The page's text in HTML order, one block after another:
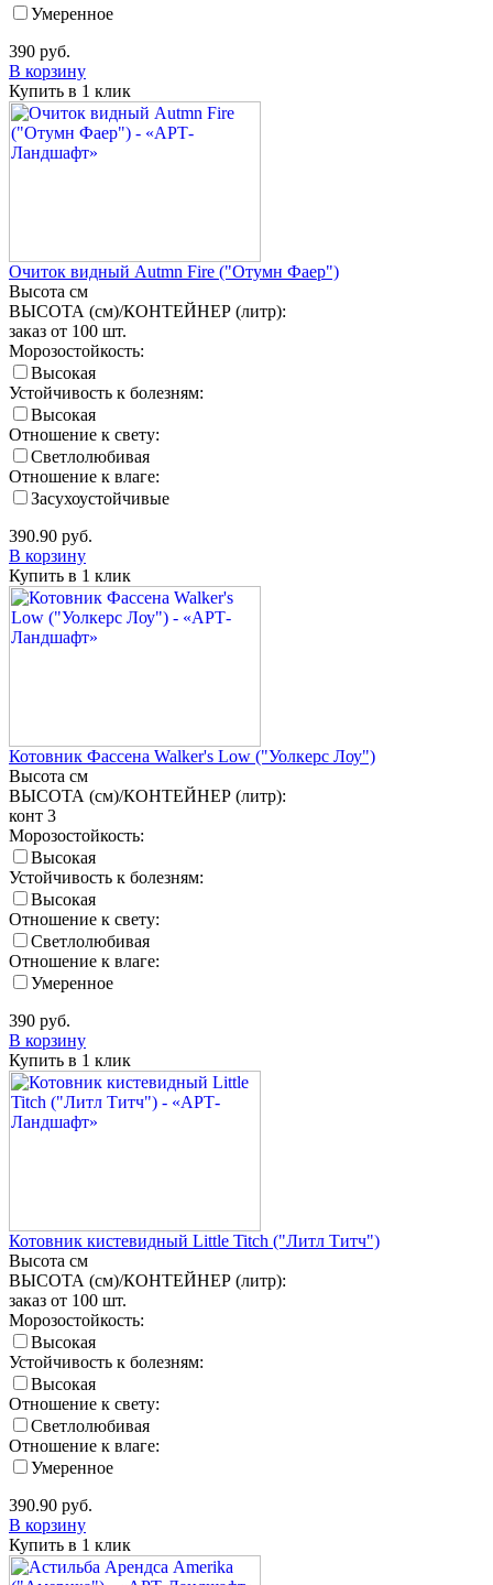
Умеренное
390 руб.
В корзину
Купить в 1 клик
Очиток видный Autmn Fire ("Отумн Фаер")
Высота см
ВЫСОТА (см)/КОНТЕЙНЕР (литр):
заказ от 100 шт.
Морозостойкость:
Высокая
Устойчивость к болезням:
Высокая
Отношение к свету:
Светлолюбивая
Отношение к влаге:
Засухоустойчивые
390.90 руб.
В корзину
Купить в 1 клик
Котовник Фассена Walker's Low ("Уолкерс Лоу")
Высота см
ВЫСОТА (см)/КОНТЕЙНЕР (литр):
конт 3
Морозостойкость:
Высокая
Устойчивость к болезням:
Высокая
Отношение к свету:
Светлолюбивая
Отношение к влаге:
Умеренное
390 руб.
В корзину
Купить в 1 клик
Котовник кистевидный Little Titch ("Литл Титч")
Высота см
ВЫСОТА (см)/КОНТЕЙНЕР (литр):
заказ от 100 шт.
Морозостойкость:
Высокая
Устойчивость к болезням:
Высокая
Отношение к свету:
Светлолюбивая
Отношение к влаге:
Умеренное
390.90 руб.
В корзину
Купить в 1 клик